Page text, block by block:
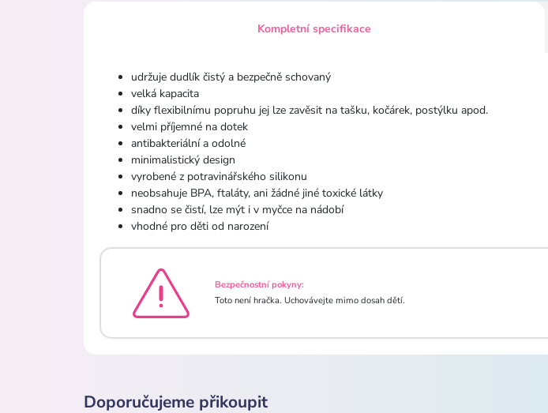
Kompletní specifikace
udržuje dudlík čistý a bezpečně schovaný
velká kapacita
díky flexibilnímu popruhu jej lze zavěsit na tašku, kočárek, postýlku apod.
velmi příjemné na dotek
antibakteriální a odolné
minimalistický design
vyrobené z potravinářského silikonu
neobsahuje BPA, ftaláty, ani žádné jiné toxické látky
snadno se čistí, lze mýt i v myčce na nádobí
vhodné pro děti od narození
Bezpečnostní pokyny:
Toto není hračka. Uchovávejte mimo dosah dětí.
Doporučujeme přikoupit